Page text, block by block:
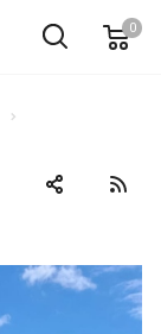
0